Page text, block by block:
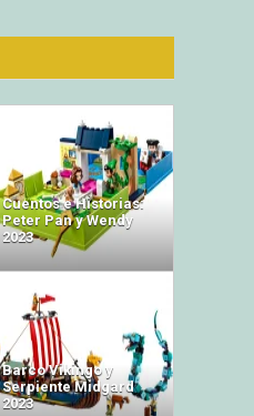
Cuentos e Historias:
Peter Pan y Wendy
2023
Barco Vikingo y
Serpiente Midgard
2023